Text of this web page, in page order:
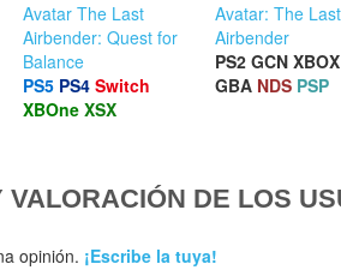
Avatar The Last
Airbender: Quest for
Balance
PS5 PS4 Switch
XBOne XSX
Avatar: The Last
Airbender
PS2 GCN XBOX
GBA NDS PSP
VALORACIÓN DE LOS
opinión. ¡Escribe la tuya!